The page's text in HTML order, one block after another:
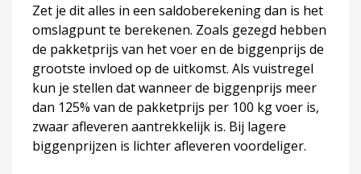
Zet je dit alles in een saldoberekening dan is het
omslagpunt te berekenen. Zoals gezegd hebben
de pakketprijs van het voer en de biggenprijs de
grootste invloed op de uitkomst. Als vuistregel
kun je stellen dat wanneer de biggenprijs meer
dan 125% van de pakketprijs per 100 kg voer is,
zwaar afleveren aantrekkelijk is. Bij lagere
biggenprijzen is lichter afleveren voordeliger.